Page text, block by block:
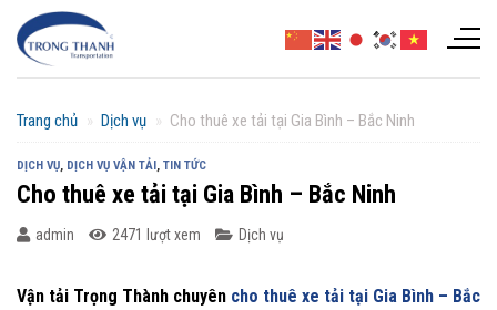
Chuyển
đến
Trang chủ » Dịch vụ » Cho thuê xe tải tại Gia Bình – Bắc Ninh
DỊCH VỤ, DỊCH VỤ VẬN TẢI, TIN TỨC
Cho thuê xe tải tại Gia Bình – Bắc Ninh
admin 2471 lượt xem Dịch vụ
Vận tải Trọng Thành chuyên cho thuê xe tải tại Gia Bình – Bắc